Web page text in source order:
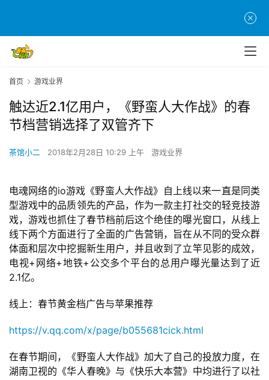
首页 游戏业界
触达近2.1亿用户，《野蛮人大作战》的春
节档营销选择了双管齐下
茶馆小二 2018年2月28日 10:29 上午 游戏业界
电魂网络的io游戏《野蛮人大作战》自上线以来一直是同类
型游戏中的品质领先的产品，作为一款主打社交的轻竞技游
戏，游戏也抓住了春节档前后这个绝佳的曝光窗口，从线上
线下两个方面进行了全面的广告营销，旨在从不同的受众群
体面和层次中挖掘新生用户，并且收到了立竿见影的成效，
电视+网络+地铁+公交多个平台的总用户曝光量达到了近
2.1亿。
线上：春节黄金档广告与苹果推荐
https://v.qq.com/x/page/b055681cick.html
在春节期间，《野蛮人大作战》加大了自己的投放力度，在
湖南卫视的《华人春晚》与《快乐大本营》中均进行了以社